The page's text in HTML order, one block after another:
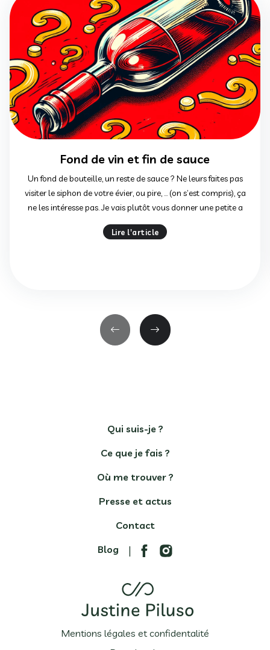
Fond de vin et fin de sauce
Un fond de bouteille, un reste de sauce ? Ne leurs faites pas
visiter le siphon de votre évier, ou pire, … (on s’est compris), ça
ne les intéresse pas. Je vais plutôt vous donner une petite a
Lire l'article
Qui suis-je ?
Ce que je fais ?
Où me trouver ?
Presse et actus
Contact
Blog
|
Mentions légales et confidentalité